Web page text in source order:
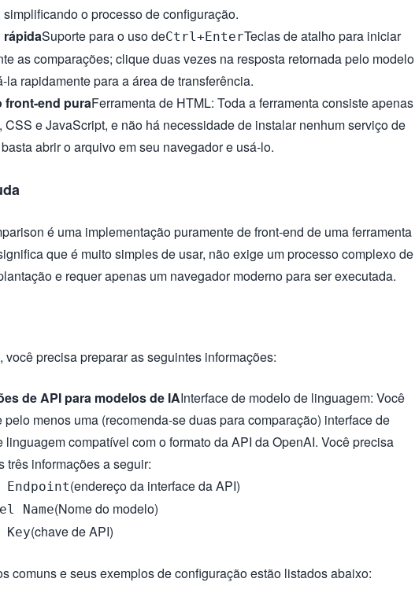
simplificando o processo de configuração.
rápidaSuporte para o uso deCtrl+EnterTeclas de atalho para iniciar
as comparações; clique duas vezes na resposta retornada pelo modelo
la rapidamente para a área de transferência.
front-end puraFerramenta de HTML: Toda a ferramenta consiste apenas
CSS e JavaScript, e não há necessidade de instalar nenhum serviço de
abrir o arquivo em seu navegador e usá-lo.
é uma implementação puramente de front-end de uma ferramenta
que é muito simples de usar, não exige um processo complexo de
e requer apenas um navegador moderno para ser executada.
você precisa preparar as seguintes informações:
de API para modelos de IAInterface de modelo de linguagem: Você
pelo menos uma (recomenda-se duas para comparação) interface de
linguagem compatível com o formato da API da OpenAI. Você precisa
três informações a seguir:
Endpoint(endereço da interface da API)
Name(Nome do modelo)
Key(chave de API)
comuns e seus exemplos de configuração estão listados abaixo: